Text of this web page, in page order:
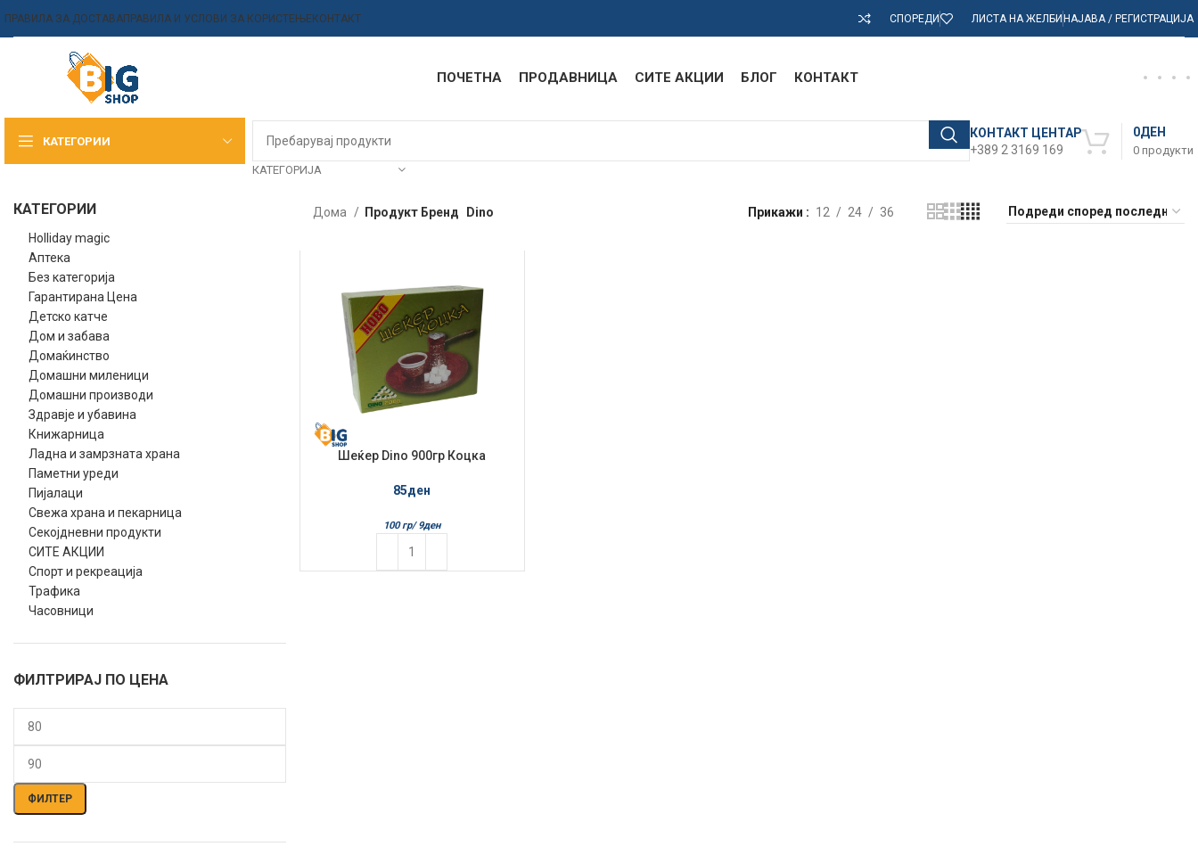
ПРАВИЛА ЗА ДОСТАВАПРАВИЛА И УСЛОВИ ЗА КОРИСТЕЊЕКОНТАКТ СПОРЕДИ ЛИСТА НА ЖЕЛБИНАЈАВА / РЕГИСТРАЦИЈА
ПОЧЕТНА ПРОДАВНИЦА СИТЕ АКЦИИ БЛОГ КОНТАКТ
КАТЕГОРИИ
КАТЕГОРИЈА
КОНТАКТ ЦЕНТАР
+389 2 3169 169
0 продукти
0ДЕН
КАТЕГОРИИ
Holliday magic
Аптека
Без категорија
Гарантирана Цена
Детско катче
Дом и забава
Домаќинство
Домашни миленици
Домашни производи
Здравје и убавина
Книжарница
Ладна и замрзната храна
Паметни уреди
Пијалаци
Свежа храна и пекарница
Секојдневни продукти
СИТЕ АКЦИИ
Спорт и рекреација
Трафика
Часовници
ФИЛТРИРАЈ ПО ЦЕНА
Мин.
цена
Макс.
цена
ФИЛТЕР
Дома Продукт Бренд Dino Прикажи 12 24 36
Шеќер Dino 900гр Коцка
85ден
100 гр/ 9ден